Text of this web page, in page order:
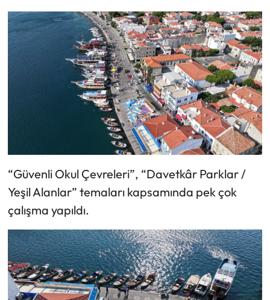
“Güvenli Okul Çevreleri”, “Davetkâr Parklar /
Yeşil Alanlar” temaları kapsamında pek çok
çalışma yapıldı.